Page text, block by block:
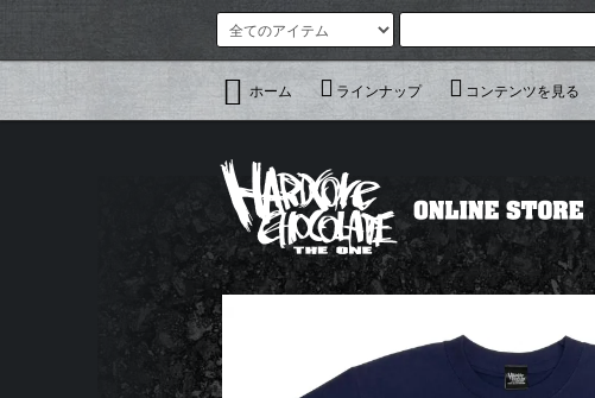
ホーム ラインナップ コンテンツを見る